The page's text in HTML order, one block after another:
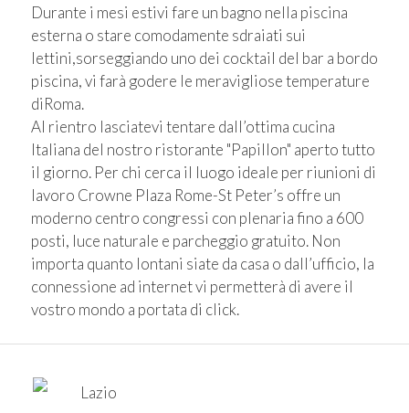
Durante i mesi estivi fare un bagno nella piscina
esterna o stare comodamente sdraiati sui
lettini,sorseggiando uno dei cocktail del bar a bordo
piscina, vi farà godere le meravigliose temperature
diRoma.
Al rientro lasciatevi tentare dall’ottima cucina
Italiana del nostro ristorante "Papillon" aperto tutto
il giorno. Per chi cerca il luogo ideale per riunioni di
lavoro Crowne Plaza Rome-St Peter’s offre un
moderno centro congressi con plenaria fino a 600
posti, luce naturale e parcheggio gratuito. Non
importa quanto lontani siate da casa o dall’ufficio, la
connessione ad internet vi permetterà di avere il
vostro mondo a portata di click.
Lazio